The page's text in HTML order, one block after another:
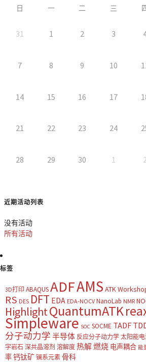
日 一 二 三
31 1 2 3
7 8 9 10
14 15 16 17
21 22 23 24
28 29 30 1
近期活动列表
没有活动
所有活动
标签
3D打印 ABAQUSADFAMS ATK
RS DES DFT EDA EDA-NOCV NanoLab NMR
HighlightQuantumATK
Simpleware SOC SOCME TADF
分子动力学 半导体 反应分子动力学 太阳能
字岩石 深共晶溶剂 溶解度 热解燃烧 电声耦合 能
率钙钛矿 镧系元素 骨科